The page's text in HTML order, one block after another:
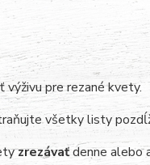
výživu pre rezané kvety.
všetky listy
zrezávaťdenne alebo